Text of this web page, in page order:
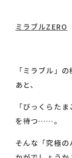
ミラブルZERO
「ミラブル」
あと、
「びっくらた
を待つ……。
そんな「究極